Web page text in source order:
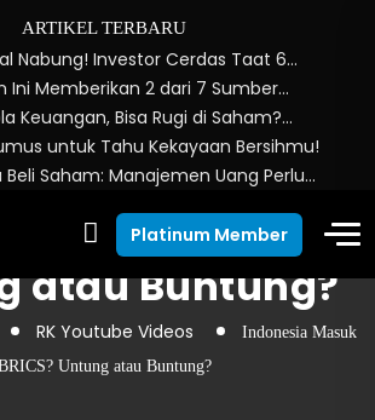
ARTIKEL TERBARU
Nabung! Investor Cerdas Taat 6…
Ini Memberikan 2 dari 7 Sumber…
Keuangan, Bisa Rugi di Saham?…
untuk Tahu Kekayaan Bersihmu!
Saham: Manajemen Uang Perlu…
Platinum Member
Masuk BRICS?
atau Buntung?
RK Youtube Videos
Indonesia Masuk
Untung atau Buntung?